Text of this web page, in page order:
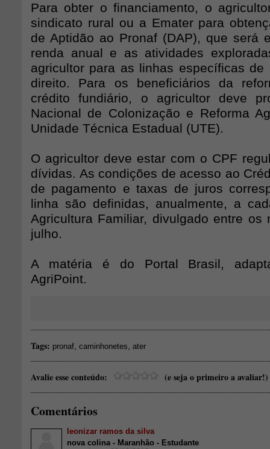
Para obter o financiamento, o
sindicato rural ou a Emater para
de Aptidão ao Pronaf (DAP), que será
renda anual e as atividades
agricultor para as linhas específicas
direito. Para os beneficiários da
crédito fundiário, o agricultor deve
Nacional de Colonização e Reforma
Unidade Técnica Estadual (UTE).
O agricultor deve estar com o CPF
dívidas. As condições de acesso ao
de pagamento e taxas de juros
linha são definidas, anualmente, a
Agricultura Familiar, divulgado entre os
julho.
A matéria é do Portal Brasil,
AgriPoint.
Tags: pronaf caminhonetes ater
Avalie esse conteúdo: (e seja o primeiro a avaliar!)
Comentários
leonizar ramos da silva
nova colina - Maranhão - Estudante